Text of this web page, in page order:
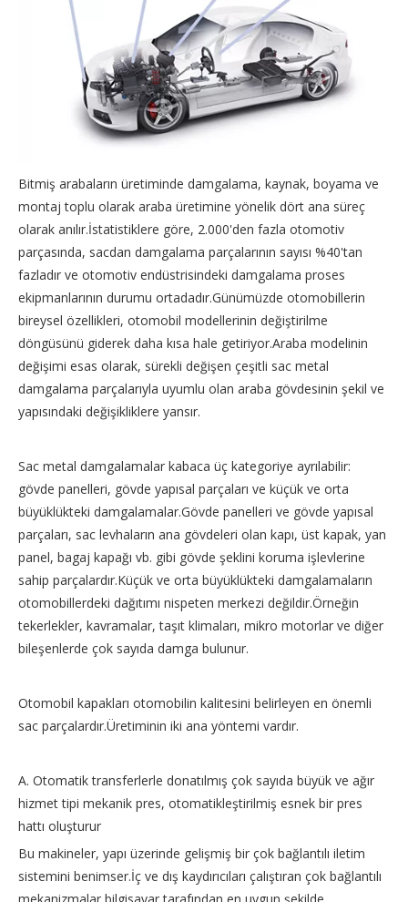
Bitmiş arabaların üretiminde damgalama, kaynak, boyama ve
montaj toplu olarak araba üretimine yönelik dört ana süreç
olarak anılır.İstatistiklere göre, 2.000'den fazla otomotiv
parçasında, sacdan damgalama parçalarının sayısı %40'tan
fazladır ve otomotiv endüstrisindeki damgalama proses
ekipmanlarının durumu ortadadır.Günümüzde otomobillerin
bireysel özellikleri, otomobil modellerinin değiştirilme
döngüsünü giderek daha kısa hale getiriyor.Araba modelinin
değişimi esas olarak, sürekli değişen çeşitli sac metal
damgalama parçalarıyla uyumlu olan araba gövdesinin şekil ve
yapısındaki değişikliklere yansır.
Sac metal damgalamalar kabaca üç kategoriye ayrılabilir:
gövde panelleri, gövde yapısal parçaları ve küçük ve orta
büyüklükteki damgalamalar.Gövde panelleri ve gövde yapısal
parçaları, sac levhaların ana gövdeleri olan kapı, üst kapak, yan
panel, bagaj kapağı vb. gibi gövde şeklini koruma işlevlerine
sahip parçalardır.Küçük ve orta büyüklükteki damgalamaların
otomobillerdeki dağıtımı nispeten merkezi değildir.Örneğin
tekerlekler, kavramalar, taşıt klimaları, mikro motorlar ve diğer
bileşenlerde çok sayıda damga bulunur.
Otomobil kapakları otomobilin kalitesini belirleyen en önemli
sac parçalardır.Üretiminin iki ana yöntemi vardır.
A. Otomatik transferlerle donatılmış çok sayıda büyük ve ağır
hizmet tipi mekanik pres, otomatikleştirilmiş esnek bir pres
hattı oluşturur
Bu makineler, yapı üzerinde gelişmiş bir çok bağlantılı iletim
sistemini benimser.İç ve dış kaydırıcıları çalıştıran çok bağlantılı